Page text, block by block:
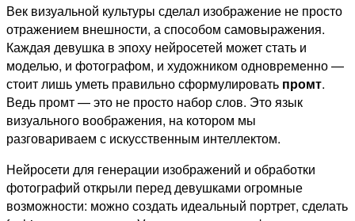
Готовые
промты
для
девушек:
для
обработки
фото
девушек
Век визуальной культуры сделал изображение не просто
отражением внешности, а способом самовыражения.
Каждая девушка в эпоху нейросетей может стать и
моделью, и фотографом, и художником одновременно —
стоит лишь уметь правильно сформулировать промт.
Ведь промт — это не просто набор слов. Это язык
визуального воображения, на котором мы
разговариваем с искусственным интеллектом.
Нейросети для генерации изображений и обработки
фотографий открыли перед девушками огромные
возможности: можно создать идеальный портрет, сделать